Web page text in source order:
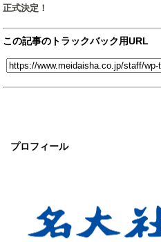
プロフィール
正式決定！
この記事のトラックバック用URL